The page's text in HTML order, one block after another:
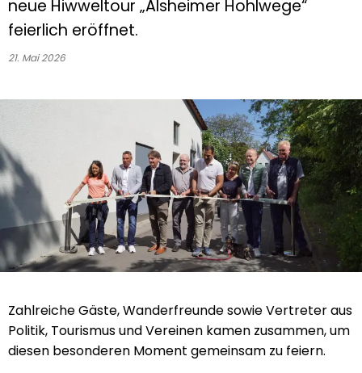
neue Hiwweltour „Alsheimer Hohlwege“
feierlich eröffnet.
21. Mai 2026
Zahlreiche Gäste, Wanderfreunde sowie Vertreter aus
Politik, Tourismus und Vereinen kamen zusammen, um
diesen besonderen Moment gemeinsam zu feiern.